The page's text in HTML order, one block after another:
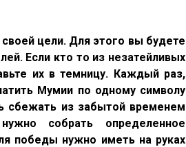
цели. Для этого вы будете
Если кто то из незатейливых
их в темницу. Каждый раз,
Мумии по одному символу
сбежать из забытой временем
собрать определенное
победы нужно иметь на руках